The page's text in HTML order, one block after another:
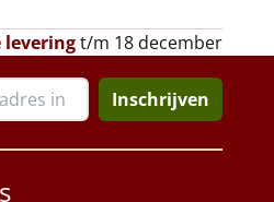
leveringt/m 18 december
Inschrijven